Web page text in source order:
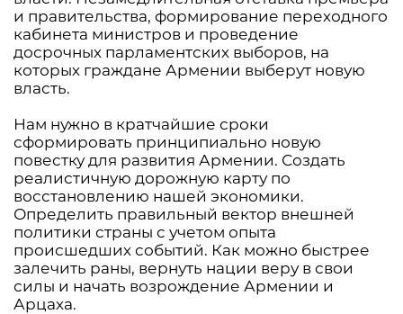
и правительства, формирование переходного
кабинета министров и проведение
досрочных парламентских выборов, на
которых граждане Армении выберут новую
власть.
Нам нужно в кратчайшие сроки
сформировать принципиально новую
повестку для развития Армении. Создать
реалистичную дорожную карту по
восстановлению нашей экономики.
Определить правильный вектор внешней
политики страны с учетом опыта
происшедших событий. Как можно быстрее
залечить раны, вернуть нации веру в свои
силы и начать возрождение Армении и
Арцаха.